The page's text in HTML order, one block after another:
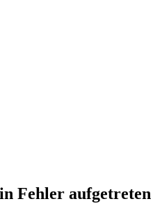
Fehler aufgetreten